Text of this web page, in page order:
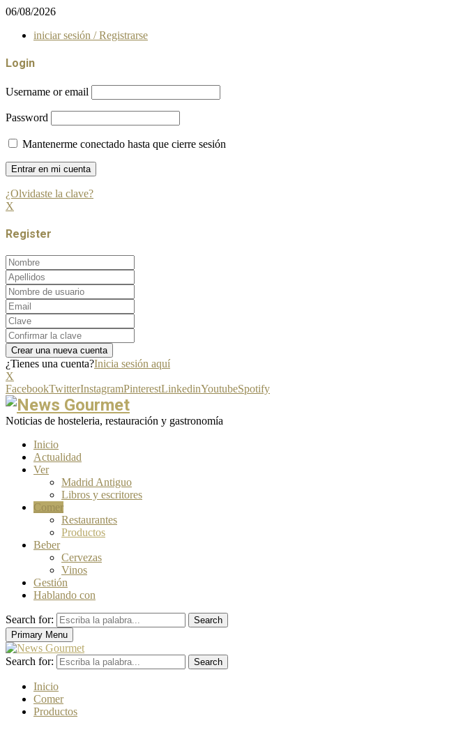
06/08/2026
iniciar sesión / Registrarse
Login
Username or email
Password
Mantenerme conectado hasta que cierre sesión
¿Olvidaste la clave?
X
Register
¿Tienes una cuenta?Inicia sesión aquí
X
FacebookTwitterInstagramPinterestLinkedinYoutubeSpotify
Noticias de hosteleria, restauración y gastronomía
Inicio
Actualidad
Ver
Madrid Antiguo
Libros y escritores
Comer
Restaurantes
Productos
Beber
Cervezas
Vinos
Gestión
Hablando con
Search for:
Search
Primary Menu
Search for: Search
Inicio
Comer
Productos